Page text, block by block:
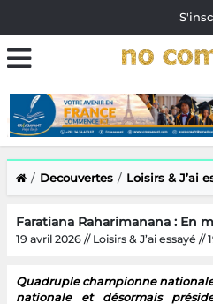
Decouvertes Loisirs & J’ai
Faratiana Raharimanana : En
19 avril 2026 // Loisirs & J’ai essayé //
Quadruple championne
nationale et désormais